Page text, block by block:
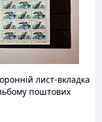
лист-вкладка
поштових
см